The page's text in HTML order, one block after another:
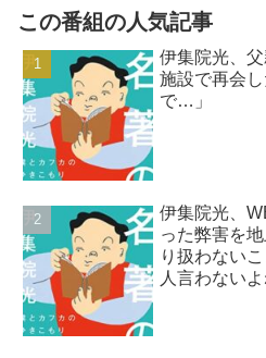
この番組の人気記事
伊集院光、
施設で再会
で…」
伊集院光、
った弊害を
り扱わない
人言わないよ